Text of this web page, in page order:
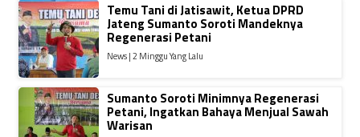
Temu Tani di Jatisawit, Ketua DPRD
Jateng Sumanto Soroti Mandeknya
Regenerasi Petani
News | 2 Minggu Yang Lalu
Sumanto Soroti Minimnya Regenerasi
Petani, Ingatkan Bahaya Menjual Sawah
Warisan